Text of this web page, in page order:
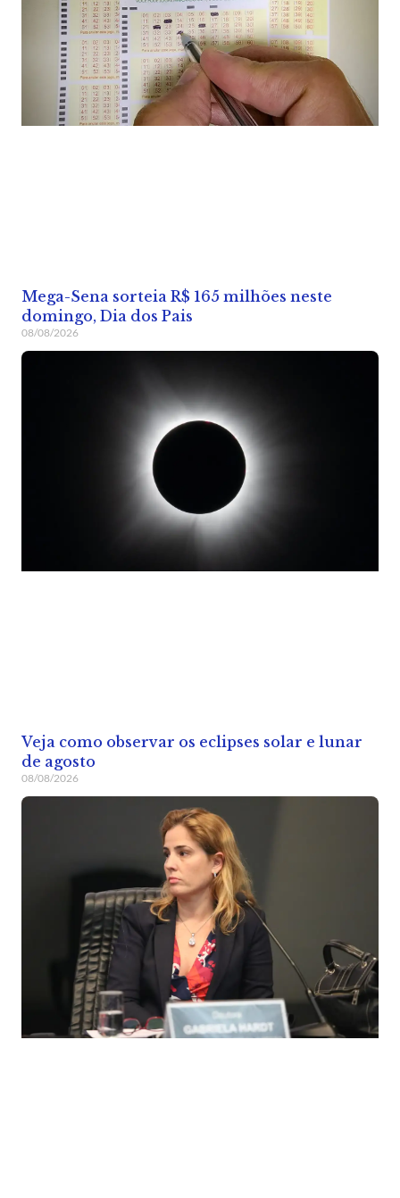
Mega-Sena sorteia R$ 165 milhões neste
domingo, Dia dos Pais
08/08/2026
Veja como observar os eclipses solar e lunar
de agosto
08/08/2026